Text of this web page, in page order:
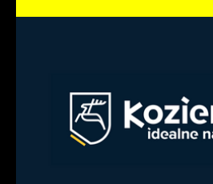
społecznościowych.